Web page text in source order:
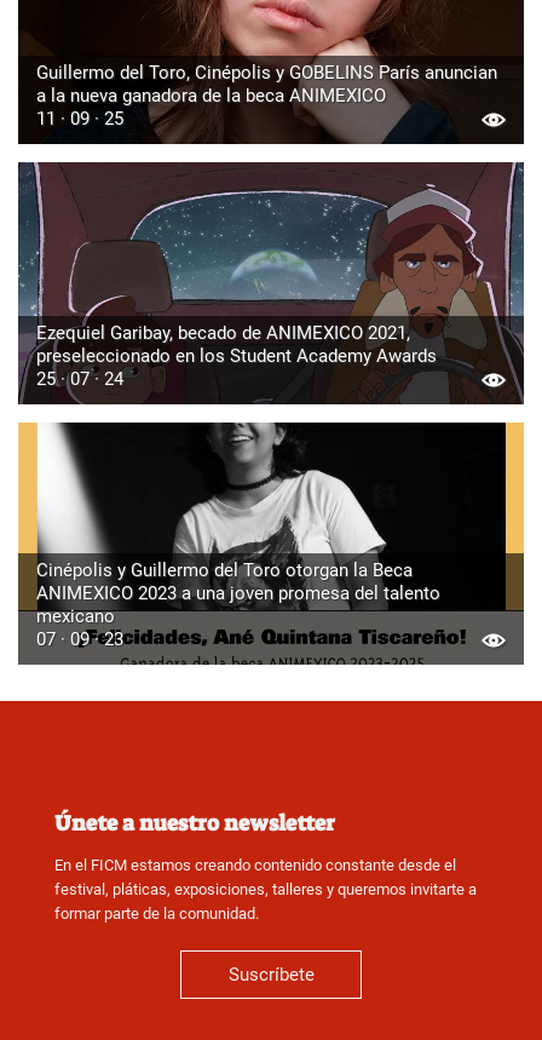
Guillermo del Toro, Cinépolis y GOBELINS París anuncian
a la nueva ganadora de la beca ANIMEXICO
11 · 09 · 25
Ezequiel Garibay, becado de ANIMEXICO 2021,
preseleccionado en los Student Academy Awards
25 · 07 · 24
Cinépolis y Guillermo del Toro otorgan la Beca
ANIMEXICO 2023 a una joven promesa del talento
mexicano
07 · 09 · 23
Únete a nuestro newsletter
En el FICM estamos creando contenido constante desde el
festival, pláticas, exposiciones, talleres y queremos invitarte a
formar parte de la comunidad.
Suscríbete